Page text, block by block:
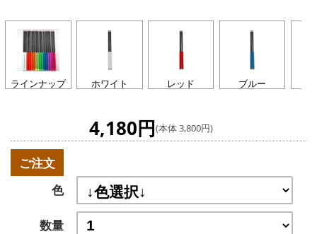
ラインナップ ホワイト レッド ブルー
4,180円(本体 3,800円)
ご注文
色
数量